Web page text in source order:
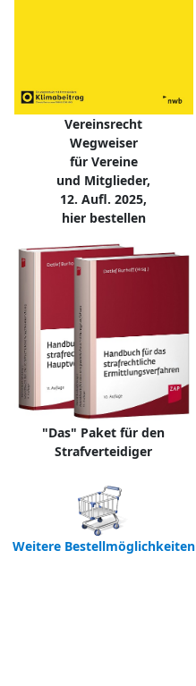
Vereinsrecht
Wegweiser
für Vereine
und Mitglieder,
12. Aufl. 2025,
hier bestellen
"Das" Paket für den
Strafverteidiger
Weitere Bestellmöglichkeiten